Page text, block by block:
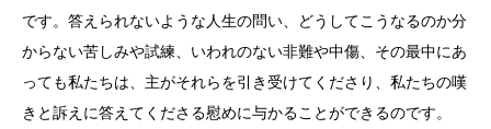
です。答えられないような人生の問い、どうしてこうなるのか分
からない苦しみや試練、いわれのない非難や中傷、その最中にあ
っても私たちは、主がそれらを引き受けてくださり、私たちの嘆
きと訴えに答えてくださる慰めに与かることができるのです。